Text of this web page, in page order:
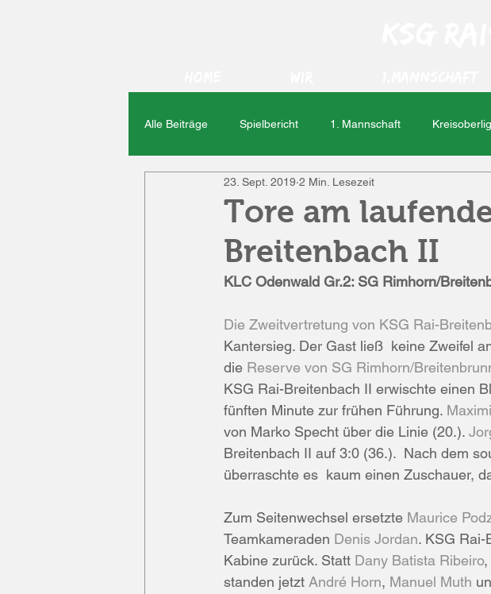
Alle Beiträge Spielbericht 1. Mannschaft
Veranstaltungen TSV Neustadt
Rawischer Kerb 2. Mannschaft Kreisliga C
Mümling-Grumbach Spielankündigung TSG
SSV Brensbach TV Hetzbach
Tore am
Breitenbach II
23. Sept. 2019 2 Min. Lesezeit
KLC Odenwald Gr.2: SG Rimhorn/
Die Zweitvertretung von KSG Rai-
Kantersieg. Der Gast ließ  keine Zweifel
die Reserve von SG Rimhorn/
KSG Rai-Breitenbach II erwischte einen
fünften Minute zur frühen Führung.
von Marko Specht über die Linie (20.).
Breitenbach II auf 3:0 (36.).  Nach dem
überraschte es  kaum einen Zuschauer,
Zum Seitenwechsel ersetzte Maurice
Teamkameraden Denis Jordan. KSG
Kabine zurück. Statt Dany Batista Ribeiro,
standen jetzt André Horn, Manuel Muth